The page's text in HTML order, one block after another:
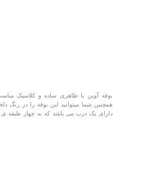
بوفه آوین با ظاهری ساده و کلاسیک
همچنین شما میتوانید این بوفه را در رنگ
دارای یک درب می باشد که به چهار طبقه